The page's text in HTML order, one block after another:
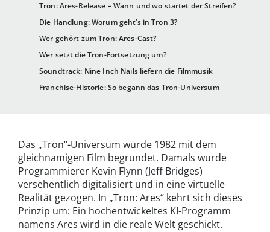
Tron: Ares-Release – Wann und wo startet der Streifen?
Die Handlung: Worum geht’s in Tron 3?
Wer gehört zum Tron: Ares-Cast?
Wer setzt die Tron-Fortsetzung um?
Soundtrack: Nine Inch Nails liefern die Filmmusik
Franchise-Historie: So begann das Tron-Universum
Das „Tron“-Universum wurde 1982 mit dem
gleichnamigen Film begründet. Damals wurde
Programmierer Kevin Flynn (Jeff Bridges)
versehentlich digitalisiert und in eine virtuelle
Realität gezogen. In „Tron: Ares“ kehrt sich dieses
Prinzip um: Ein hochentwickeltes KI-Programm
namens Ares wird in die reale Welt geschickt.